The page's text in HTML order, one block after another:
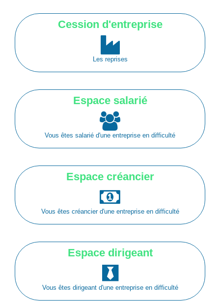
Cession d'entreprise
Les reprises
Espace salarié
Vous êtes salarié d'une entreprise en difficulté
Espace créancier
Vous êtes créancier d'une entreprise en difficulté
Espace dirigeant
Vous êtes dirigeant d'une entreprise en difficulté